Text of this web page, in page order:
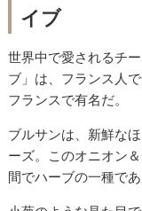
イブ
世界中で愛されるチ
ブ」は、フランス人
フランスで有名だ。
ブルサンは、新鮮な
ーズ。このオニオン
間でハーブの一種であ